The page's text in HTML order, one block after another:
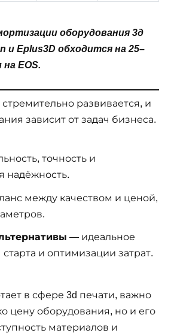
оборудования 3д
и Eplus3D обходится на 25–
EOS.
развивается, и
зависит от задач бизнеса.
точность и
надёжность.
между качеством и ценой,
— идеальное
и оптимизации затрат.
в сфере 3d печати, важно
цену оборудования, но и его
материалов и